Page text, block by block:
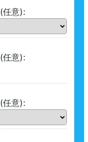
(任意):
(任意):
(任意):